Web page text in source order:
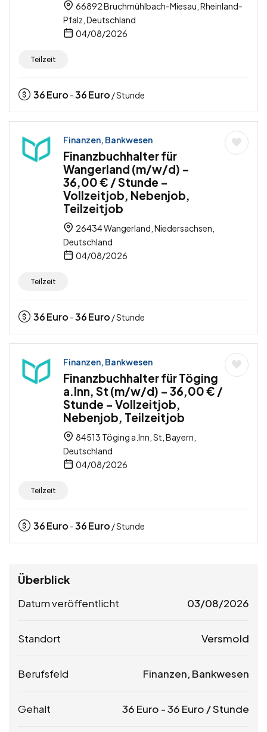
66892 Bruchmühlbach-Miesau, Rheinland-
Pfalz, Deutschland
04/08/2026
Teilzeit
36Euro -36Euro / Stunde
Finanzen, Bankwesen
Finanzbuchhalter für
Wangerland (m/w/d) –
36,00 € / Stunde –
Vollzeitjob, Nebenjob,
Teilzeitjob
26434 Wangerland, Niedersachsen,
Deutschland
04/08/2026
Teilzeit
36Euro -36Euro / Stunde
Finanzen, Bankwesen
Finanzbuchhalter für Töging
a.Inn, St (m/w/d) – 36,00 € /
Stunde – Vollzeitjob,
Nebenjob, Teilzeitjob
84513 Töging a.Inn, St, Bayern,
Deutschland
04/08/2026
Teilzeit
36Euro -36Euro / Stunde
Überblick
Datum veröffentlicht 03/08/2026
Standort Versmold
Berufsfeld Finanzen, Bankwesen
Gehalt 36 Euro -36 Euro / Stunde